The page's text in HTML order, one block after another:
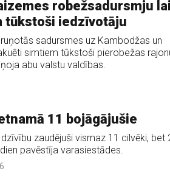
robežsadursmju
tūkstoši iedzīvotāju
sadursmes uz Kambodžas un
simtiem tūkstoši pierobežas
abu valstu valdības.
11 bojāgājušie
zaudējuši vismaz 11 cilvēki, bet
pavēstīja varasiestādes.